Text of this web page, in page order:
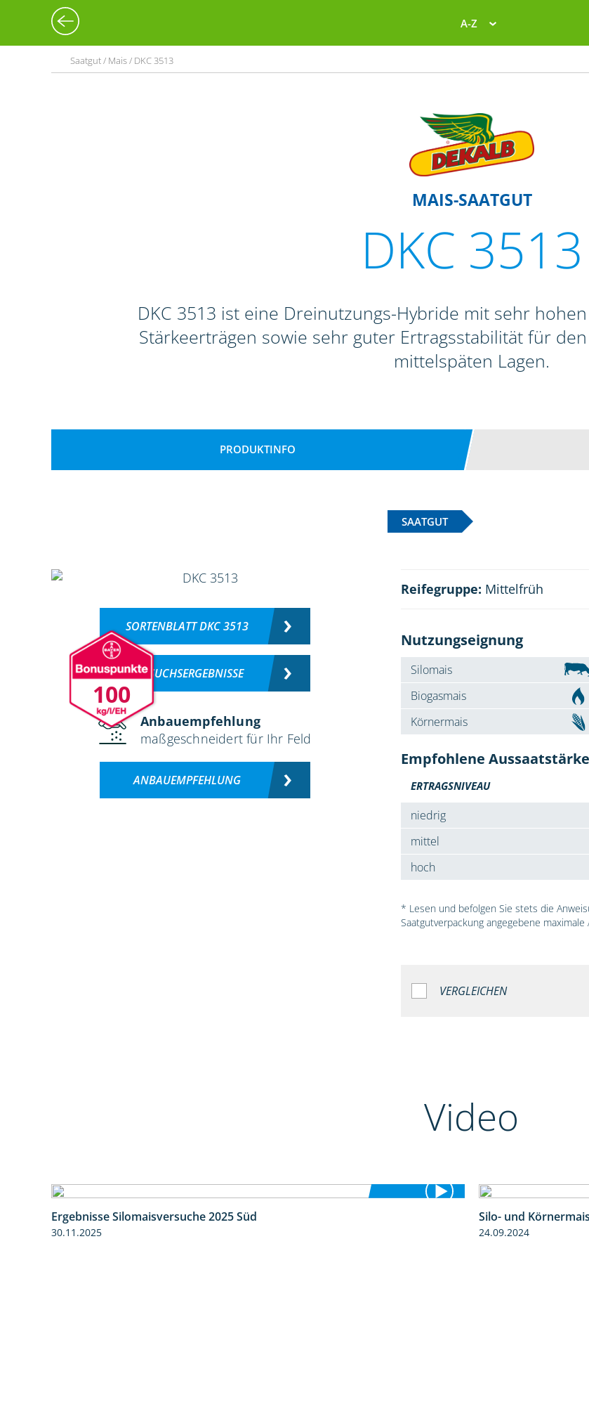
A-Z
Saatgut / Mais / DKC 3513
MAIS-SAATGUT
DKC 3513
DKC 3513 ist eine Dreinutzungs-Hybride mit sehr
Stärkeerträgen sowie sehr guter Ertragsstabilität für
mittelspäten Lagen.
PRODUKTINFO
SAATGUT
100
SORTENBLATT DKC 3513
VERSUCHSERGEBNISSE
Anbauempfehlung
maßgeschneidert für Ihr Feld
ANBAUEMPFEHLUNG
Reifegruppe: Mittelfrüh
Nutzungseignung
Silomais
Biogasmais
Körnermais
Empfohlene
ERTRAGSNIVEAU
niedrig
mittel
hoch
* Lesen und befolgen Sie stets die
Saatgutverpackung angegebene maximale
VERGLEICHEN
Video
Ergebnisse Silomaisversuche 2025 Süd
30.11.2025
Silo- und
24.09.2024